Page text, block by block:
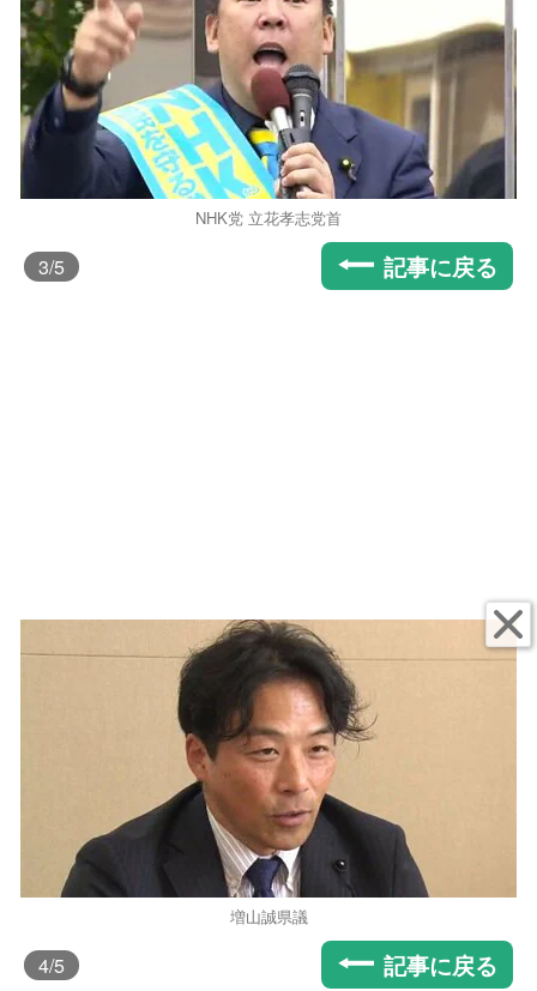
NHK党 立花孝志党首
3/5 記事に戻る
増山誠県議
4/5 記事に戻る